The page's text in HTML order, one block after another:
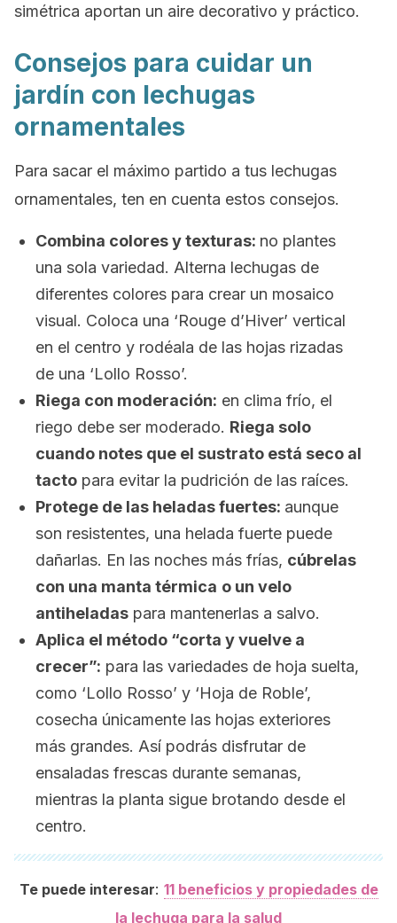
simétrica aportan un aire decorativo y práctico.
Consejos para cuidar un
jardín con lechugas
ornamentales
Para sacar el máximo partido a tus lechugas
ornamentales, ten en cuenta estos consejos.
Combina colores y texturas: no plantes
una sola variedad. Alterna lechugas de
diferentes colores para crear un mosaico
visual. Coloca una ‘Rouge d’Hiver’ vertical
en el centro y rodéala de las hojas rizadas
de una ‘Lollo Rosso’.
Riega con moderación: en clima frío, el
riego debe ser moderado. Riega solo
cuando notes que el sustrato está seco al
tacto para evitar la pudrición de las raíces.
Protege de las heladas fuertes: aunque
son resistentes, una helada fuerte puede
dañarlas. En las noches más frías, cúbrelas
con una manta térmica o un velo
antiheladas para mantenerlas a salvo.
Aplica el método “corta y vuelve a
crecer”: para las variedades de hoja suelta,
como ‘Lollo Rosso’ y ‘Hoja de Roble’,
cosecha únicamente las hojas exteriores
más grandes. Así podrás disfrutar de
ensaladas frescas durante semanas,
mientras la planta sigue brotando desde el
centro.
Te puede interesar: 11 beneficios y propiedades de
la lechuga para la salud